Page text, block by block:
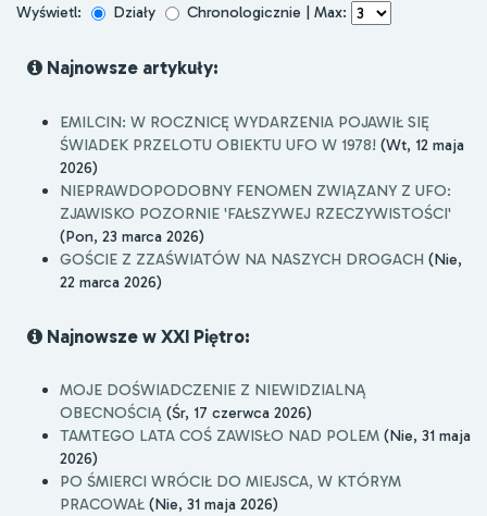
Wyświetl: Działy Chronologicznie | Max:
Najnowsze artykuły:
EMILCIN: W ROCZNICĘ WYDARZENIA POJAWIŁ SIĘ
ŚWIADEK PRZELOTU OBIEKTU UFO W 1978! (Wt, 12 maja
2026)
NIEPRAWDOPODOBNY FENOMEN ZWIĄZANY Z UFO:
ZJAWISKO POZORNIE 'FAŁSZYWEJ RZECZYWISTOŚCI'
(Pon, 23 marca 2026)
GOŚCIE Z ZZAŚWIATÓW NA NASZYCH DROGACH (Nie,
22 marca 2026)
Najnowsze w XXI Piętro:
MOJE DOŚWIADCZENIE Z NIEWIDZIALNĄ
OBECNOŚCIĄ (Śr, 17 czerwca 2026)
TAMTEGO LATA COŚ ZAWISŁO NAD POLEM (Nie, 31 maja
2026)
PO ŚMIERCI WRÓCIŁ DO MIEJSCA, W KTÓRYM
PRACOWAŁ (Nie, 31 maja 2026)